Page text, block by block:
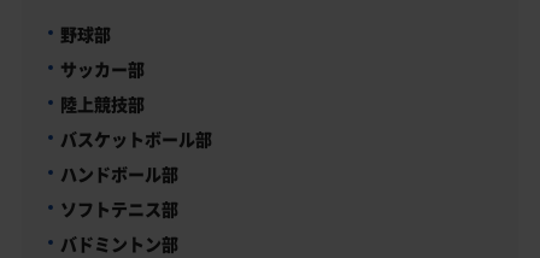
野球部
サッカー部
陸上競技部
バスケットボール部
ハンドボール部
ソフトテニス部
バドミントン部